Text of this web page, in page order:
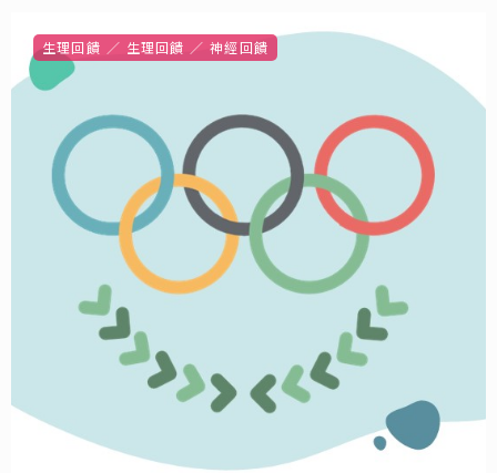
生理回饋 生理回饋 神經回饋